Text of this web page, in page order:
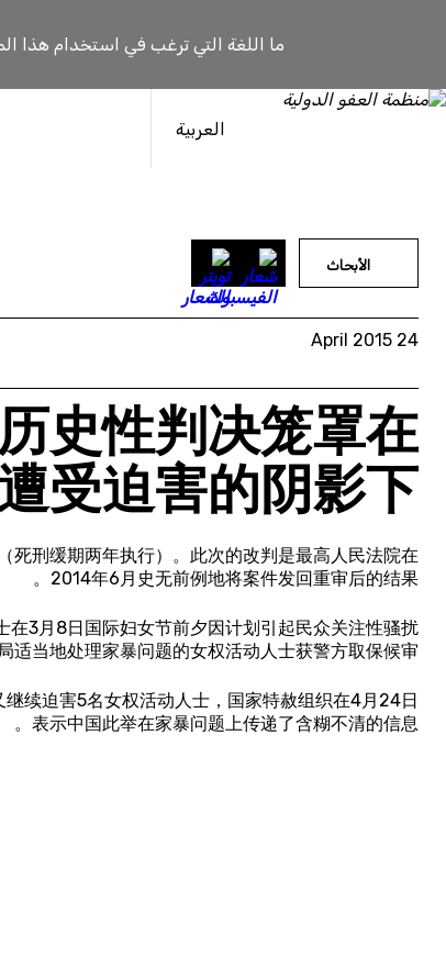
ما اللغة التي ترغب في استخدام هذا
العربية
الأبحاث
24 April 2015
史性判决笼罩在
受迫害的阴影下
死刑缓期两年执行）。此次的改判是最高人民法院在
2014年6月史无前例地将案件发回重审后的结果。
3月8日国际妇女节前夕因计划引起民众关注性骚扰
当地处理家暴问题的女权活动人士获警方取保候审。
续迫害5名女权活动人士，国家特赦组织在4月24日
表示中国此举在家暴问题上传递了含糊不清的信息。